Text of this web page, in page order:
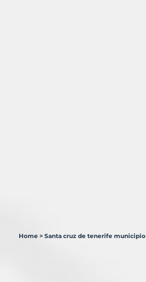
Home > Santa cruz de tenerife municipio